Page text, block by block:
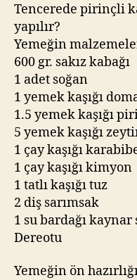
Tencerede pirinçli
yapılır?
Yemeğin
600 gr. sakız kabağı
1 adet soğan
1 yemek kaşığı
1.5 yemek kaşığı
5 yemek kaşığı
1 çay kaşığı
1 çay kaşığı kimyon
1 tatlı kaşığı tuz
2 diş sarımsak
1 su bardağı kaynar
Dereotu
Yemeğin ön